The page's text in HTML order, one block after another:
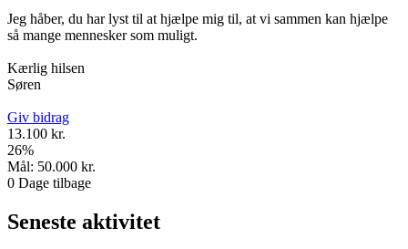
Jeg håber, du har lyst til at hjælpe mig til, at vi sammen kan hjælpe
så mange mennesker som muligt.
Kærlig hilsen
Søren
Giv bidrag
13.100 kr.
26%
Mål: 50.000 kr.
0 Dage tilbage
Seneste aktivitet